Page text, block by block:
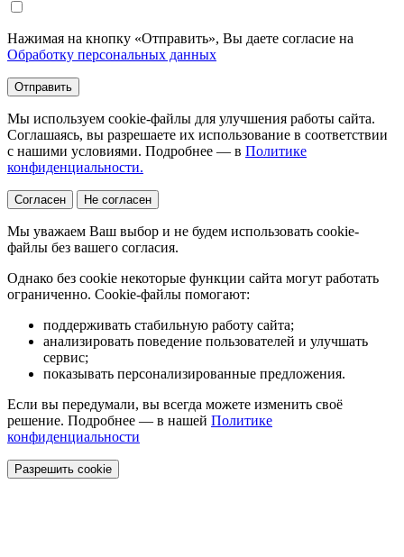
Нажимая на кнопку «Отправить», Вы даете согласие на
Обработку персональных данных
Отправить
Мы используем cookie-файлы для улучшения работы сайта.
Соглашаясь, вы разрешаете их использование в соответствии
с нашими условиями. Подробнее — в Политике
конфиденциальности.
Согласен Не согласен
Мы уважаем Ваш выбор и не будем использовать cookie-
файлы без вашего согласия.
Однако без cookie некоторые функции сайта могут работать
ограниченно. Cookie-файлы помогают:
поддерживать стабильную работу сайта;
анализировать поведение пользователей и улучшать
сервис;
показывать персонализированные предложения.
Если вы передумали, вы всегда можете изменить своё
решение. Подробнее — в нашей Политике
конфиденциальности
Разрешить cookie